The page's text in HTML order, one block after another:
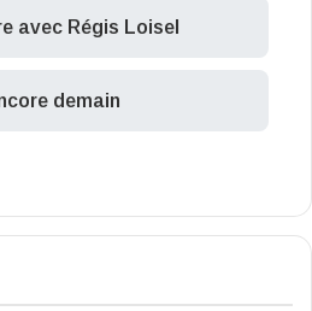
avec Régis Loisel
demain